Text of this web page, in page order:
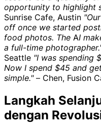
opportunity to highlight
Sunrise Cafe, Austin
off once we started
food photos. The AI
a full-time
Seattle "I was spending
Now I spend $45 and
simple."– Chen, Fusion
Langkah
dengan